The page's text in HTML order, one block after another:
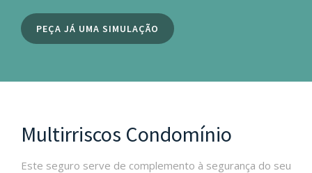
PEÇA JÁ UMA SIMULAÇÃO
Multirriscos Condomínio
Este seguro serve de complemento à segurança do seu